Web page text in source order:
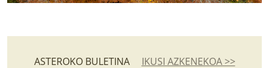
ASTEROKO BULETINA IKUSI AZKENEKOA >>